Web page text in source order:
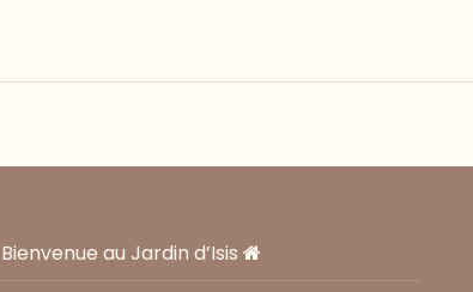
Bienvenue au Jardin d’Isis